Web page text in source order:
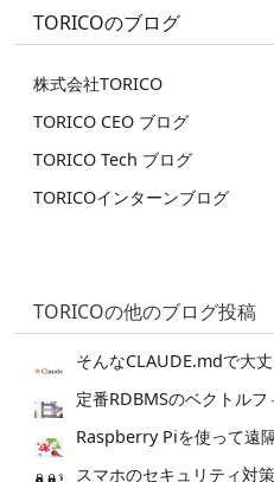
TORICOのブログ
株式会社TORICO
TORICO CEO ブログ
TORICO Tech ブログ
TORICOインターンブログ
TORICOの他のブログ投稿
そんなCLAUDE.mdで大
定番RDBMSのベクトル
スマホのセキュリティ対